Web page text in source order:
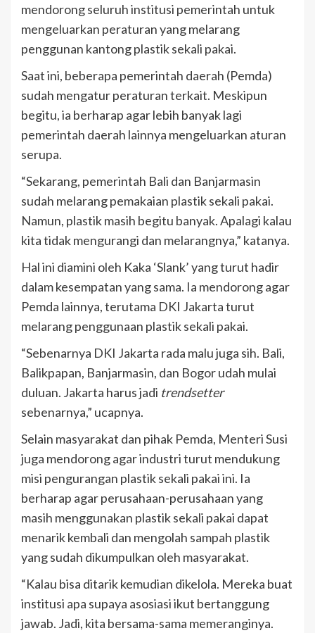
mendorong seluruh institusi pemerintah untuk
mengeluarkan peraturan yang melarang
penggunan kantong plastik sekali pakai.
Saat ini, beberapa pemerintah daerah (Pemda)
sudah mengatur peraturan terkait. Meskipun
begitu, ia berharap agar lebih banyak lagi
pemerintah daerah lainnya mengeluarkan aturan
serupa.
“Sekarang, pemerintah Bali dan Banjarmasin
sudah melarang pemakaian plastik sekali pakai.
Namun, plastik masih begitu banyak. Apalagi kalau
kita tidak mengurangi dan melarangnya,” katanya.
Hal ini diamini oleh Kaka ‘Slank’ yang turut hadir
dalam kesempatan yang sama. Ia mendorong agar
Pemda lainnya, terutama DKI Jakarta turut
melarang penggunaan plastik sekali pakai.
“Sebenarnya DKI Jakarta rada malu juga sih. Bali,
Balikpapan, Banjarmasin, dan Bogor udah mulai
duluan. Jakarta harus jadi trendsetter
sebenarnya,” ucapnya.
Selain masyarakat dan pihak Pemda, Menteri Susi
juga mendorong agar industri turut mendukung
misi pengurangan plastik sekali pakai ini. Ia
berharap agar perusahaan-perusahaan yang
masih menggunakan plastik sekali pakai dapat
menarik kembali dan mengolah sampah plastik
yang sudah dikumpulkan oleh masyarakat.
“Kalau bisa ditarik kemudian dikelola. Mereka buat
institusi apa supaya asosiasi ikut bertanggung
jawab. Jadi, kita bersama-sama memeranginya.